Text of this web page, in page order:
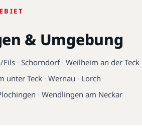
& Umgebung
Fils· Schorndorf· Weilheim an der Teck
unter Teck· Wernau · Lorch
· Wendlingen am Neckar